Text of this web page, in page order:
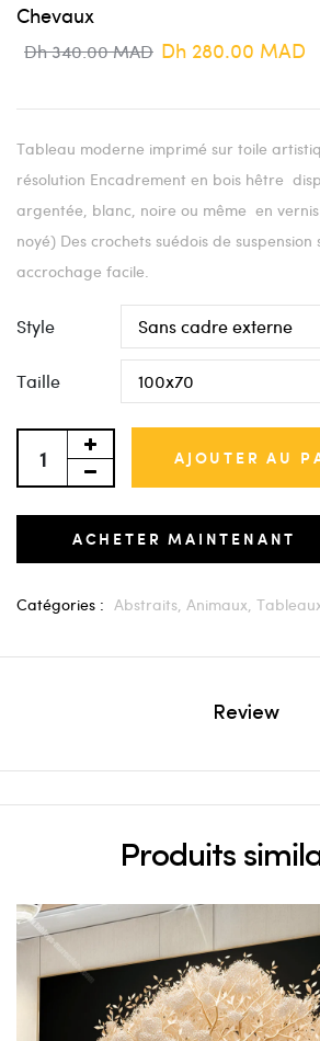
Chevaux
Dh 340.00 MAD Dh 280.00 MAD
Tableau moderne imprimé sur toile
résolution Encadrement en bois hêtre
argentée, blanc, noire ou même en
noyé) Des crochets suédois de
accrochage facile.
Style
Taille
AJOUTER AU
ACHETER MAINTENANT
Catégories : Abstraits, Animaux,
Review
Produits